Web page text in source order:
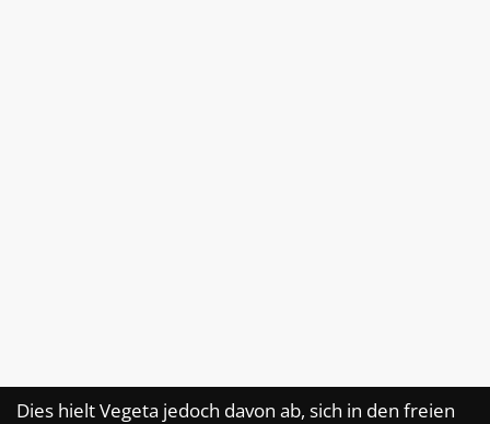
Dies hielt Vegeta jedoch davon ab, sich in den freien